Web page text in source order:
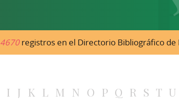
4670registros en el Directorio Bibliográfico de
I J K L M N O P Q R S T U